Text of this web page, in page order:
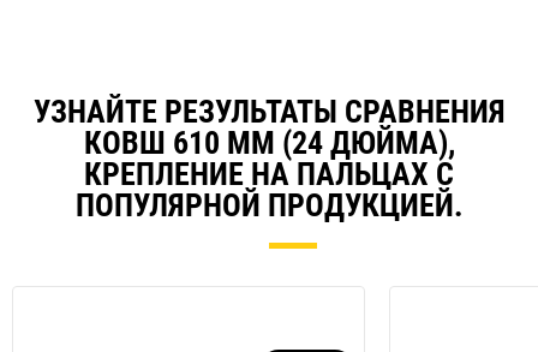
УЗНАЙТЕ РЕЗУЛЬТАТЫ СРАВНЕНИЯ
КОВШ 610 ММ (24 ДЮЙМА),
КРЕПЛЕНИЕ НА ПАЛЬЦАХ С
ПОПУЛЯРНОЙ ПРОДУКЦИЕЙ.